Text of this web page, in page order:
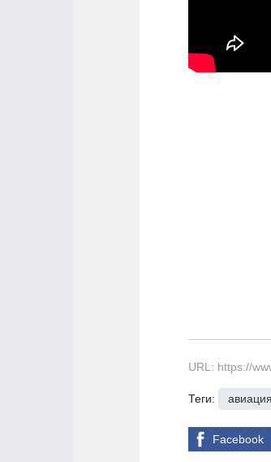
URL: https://
Теги: авиация
Facebook